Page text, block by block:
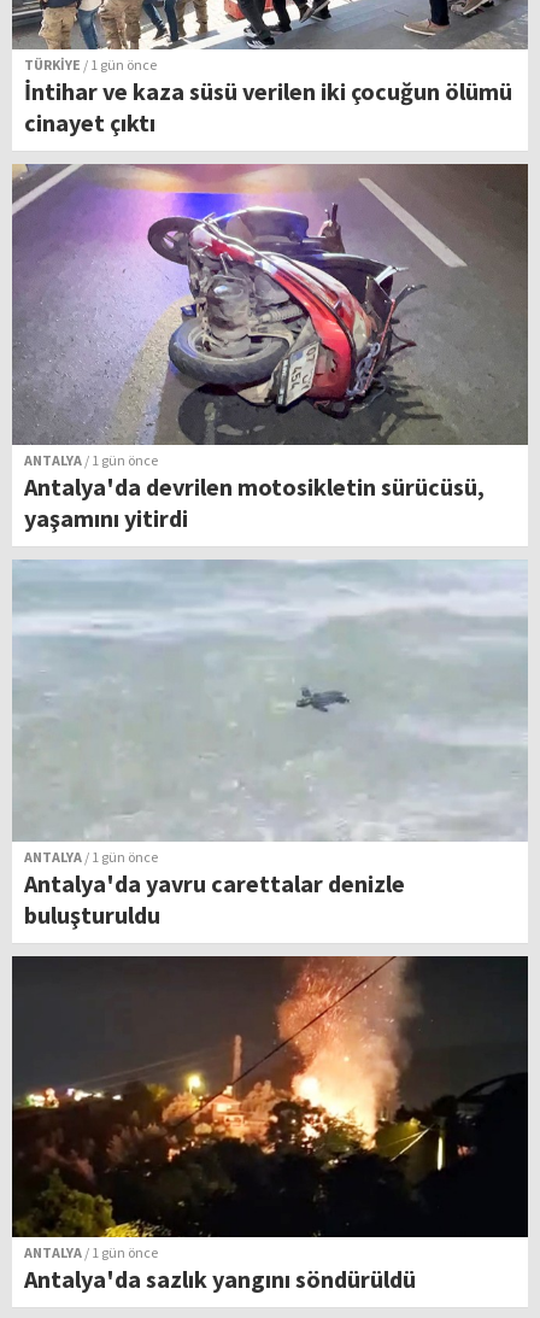
TÜRKİYE / 1 gün önce
İntihar ve kaza süsü verilen iki çocuğun ölümü
cinayet çıktı
ANTALYA / 1 gün önce
Antalya'da devrilen motosikletin sürücüsü,
yaşamını yitirdi
ANTALYA / 1 gün önce
Antalya'da yavru carettalar denizle
buluşturuldu
ANTALYA / 1 gün önce
Antalya'da sazlık yangını söndürüldü